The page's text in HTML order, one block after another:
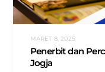
MARET 8, 2025
Penerbit dan
Jogja